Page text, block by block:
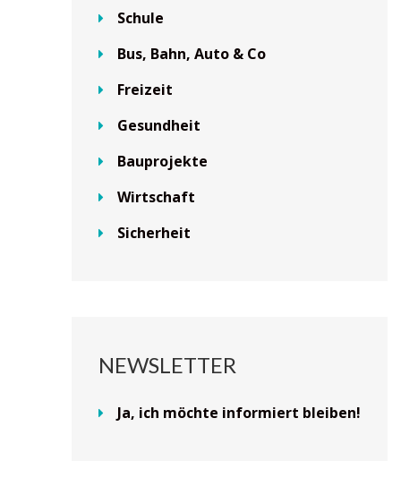
Schule
Bus, Bahn, Auto & Co
Freizeit
Gesundheit
Bauprojekte
Wirtschaft
Sicherheit
NEWSLETTER
Ja, ich möchte informiert bleiben!